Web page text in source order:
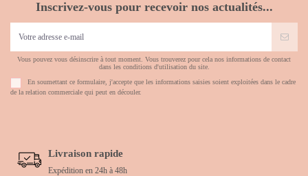
Inscrivez-vous pour recevoir nos actualités...
Vous pouvez vous désinscrire à tout moment. Vous trouverez pour cela nos informations de contact
dans les conditions d'utilisation du site.
En soumettant ce formulaire, j'accepte que les informations saisies soient exploitées dans le cadre
de la relation commerciale qui peut en découler.
Livraison rapide
Expédition en 24h à 48h